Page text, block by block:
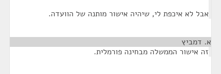
אבל לא איכפת לי, שיהיה אישור מותנה של הוועדה.
א. דמביץ
זה אישור הממשלה מבחינה פורמלית.